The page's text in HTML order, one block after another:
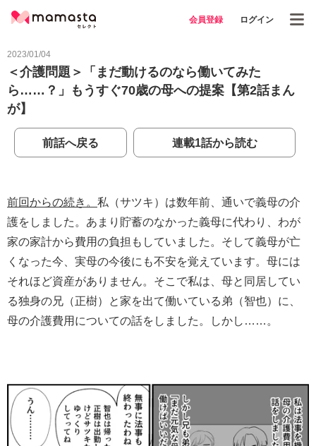
会員登録 ログイン
2023/01/04
＜介護問題＞「まだ動けるのなら働いてみた
ら……？」もうすぐ70歳の母への提案【第2話まん
が】
前話へ戻る 連載1話から読む
前回からの続き。 私（サツキ）は数年前、通いで義母の介
護をしました。あまり貯蓄のなかった義母に代わり、わが
家の家計から費用の負担もしていました。そして義母が亡
くなった今、実母の今後にも不安を覚えています。母には
それほど資産がありません。そこで私は、母と同居してい
る独身の兄（正樹）と家を出て働いている弟（智也）に、
母の介護費用についての話をしました。しかし……。